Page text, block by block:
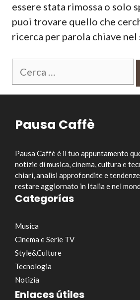
essere stata rimossa o solo
puoi trovare quello che
ricerca per parola chiave nel
Ricerca
Pausa Caffè
Pausa Caffè è il tuo appuntamento
notizie di musica, cinema, cultura e
chiari, analisi approfondite e
restare aggiornato in Italia e nel
Categorías
Musica
Cinema e Serie TV
Style&Culture
Tecnologia
Notizia
Enlaces útiles